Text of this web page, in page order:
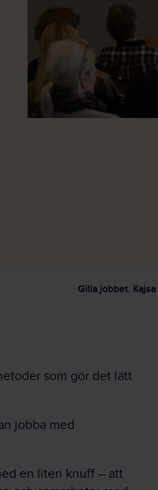
Gilla jobbet.
som gör det lätt
jobba med
en liten knuff – att